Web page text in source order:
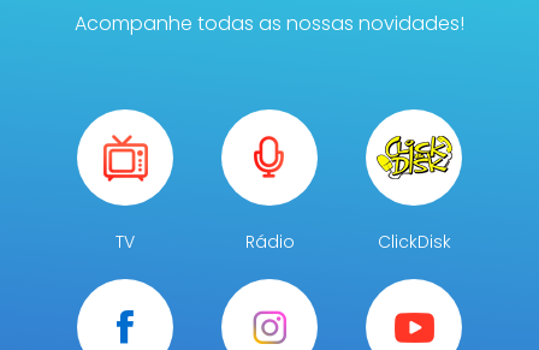
Acompanhe todas as nossas novidades!
TV Rádio ClickDisk